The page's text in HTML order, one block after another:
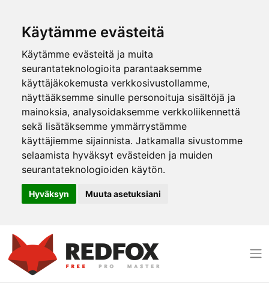
Käytämme evästeitä
Käytämme evästeitä ja muita
seurantateknologioita parantaaksemme
käyttäjäkokemusta verkkosivustollamme,
näyttääksemme sinulle personoituja sisältöjä ja
mainoksia, analysoidaksemme verkkoliikennettä
sekä lisätäksemme ymmärrystämme
käyttäjiemme sijainnista. Jatkamalla sivustomme
selaamista hyväksyt evästeiden ja muiden
seurantateknologioiden käytön.
Hyväksyn Muuta asetuksiani